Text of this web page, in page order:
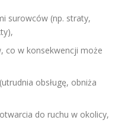
surowców (np. straty,
co w konsekwencji może
obsługę, obniża
do ruchu w okolicy,